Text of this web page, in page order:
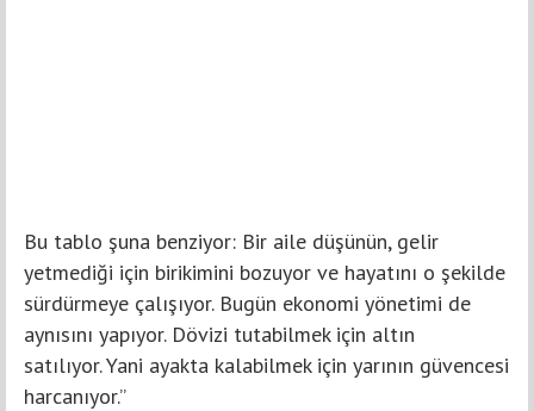
Bu tablo şuna benziyor: Bir aile düşünün, gelir
yetmediği için birikimini bozuyor ve hayatını o şekilde
sürdürmeye çalışıyor. Bugün ekonomi yönetimi de
aynısını yapıyor. Dövizi tutabilmek için altın
satılıyor. Yani ayakta kalabilmek için yarının güvencesi
harcanıyor.”